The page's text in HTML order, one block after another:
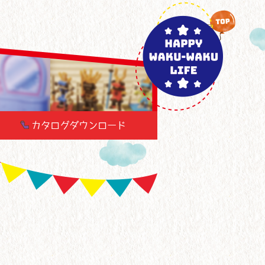
カタログダウンロード